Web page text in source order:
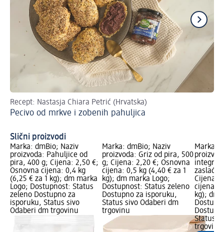
Recept: Nastasja Chiara Petrić (Hrvatska)
Pecivo od mrkve i zobenih pahuljica
Slični proizvodi
Marka: dmBio; Naziv
proizvoda: Pahuljice od
pira, 400 g; Cijena: 2,50 €;
Osnovna cijena: 0,4 kg
(6,25 € za 1 kg); dm marka
Logo; Dostupnost: Status
zeleno Dostupno za
isporuku, Status sivo
Odaberi dm trgovinu
Marka: dmBio; Naziv
proizvoda: Griz od pira, 500
g; Cijena: 2,20 €; Osnovna
cijena: 0,5 kg (4,40 € za 1
kg); dm marka Logo;
Dostupnost: Status zeleno
Dostupno za isporuku,
Status sivo Odaberi dm
trgovinu
Marka:
Cijena:
cijena:
kg); dm
Status
trgovinu